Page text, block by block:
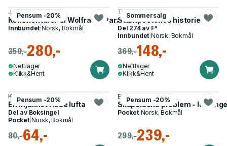
Pensum -20%
Jakob Kvalvaag
Kommentarer til Wolframs Parzival
Innbundet |Norsk, Bokmål
350,-280,-
Nettlager
Klikk&Hent
Sommersalg
Thor Sørheim
Stuntpoetenes historie
Del 274 av F°
Innbundet |Norsk, Bokmål
369,-148,-
Nettlager
Klikk&Hent
Pensum -20%
Kristian Bergquist
En mjukhet i løse lufta
Del av Boksingel
Pocket| Norsk, Bokmål
80,-64,-
Pensum -20%
Eirik Vassenden
Skapelsens problem -
Pocket| Norsk, Bokmål
299,-239,-